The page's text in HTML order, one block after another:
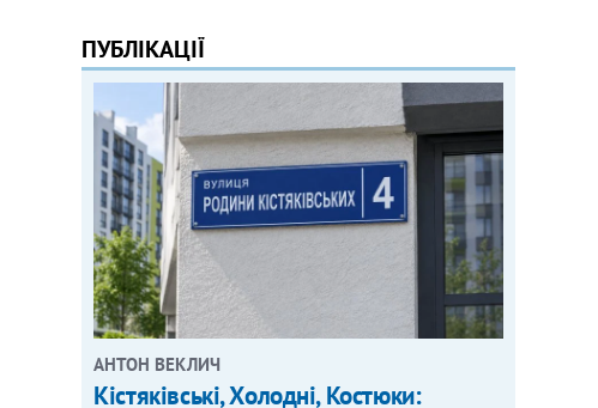
ПУБЛІКАЦІЇ
АНТОН ВЕКЛИЧ
Кістяківські, Холодні, Костюки: